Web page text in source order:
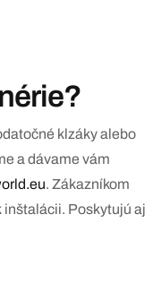
klzáky alebo
a dávame vám
. Zákazníkom
inštalácii. Poskytujú aj